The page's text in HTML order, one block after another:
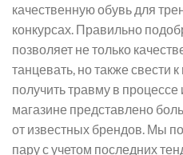
качественную обувь для
конкурсах. Правильно
позволяет не только
танцевать, но также свести
получить травму в
магазине представлено
от известных брендов. Мы
пару с учетом последних